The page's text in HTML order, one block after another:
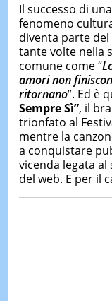
particolare
Latina e
è
Biblioteca
Il successo di
fenomeno
diventa parte
tante volte nella
comune come “
amori non
ritornano”. Ed è
Sempre Sì”, il
trionfato al
mentre la
a conquistare
vicenda legata al
del web. E per il